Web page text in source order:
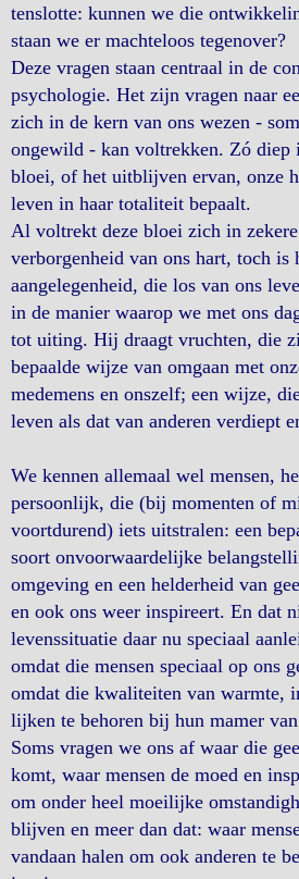
tenslotte: kunnen we die
staan we er machteloos tegenover?
Deze vragen staan centraal in de
psychologie. Het zijn vragen naar
zich in de kern van ons wezen -
ongewild - kan voltrekken. Zó diep
bloei, of het uitblijven ervan, onze
leven in haar totaliteit bepaalt.
Al voltrekt deze bloei zich in
verborgenheid van ons hart, toch is
aangelegenheid, die los van ons
in de manier waarop we met ons
tot uiting. Hij draagt vruchten, die
bepaalde wijze van omgaan met
medemens en onszelf; een wijze,
leven als dat van anderen verdiept
We kennen allemaal wel mensen,
persoonlijk, die (bij momenten of
voortdurend) iets uitstralen: een
soort onvoorwaardelijke
omgeving en een helderheid van
en ook ons weer inspireert. En dat
levenssituatie daar nu speciaal
omdat die mensen speciaal op ons
omdat die kwaliteiten van warmte,
lijken te behoren bij hun mamer
Soms vragen we ons af waar die
komt, waar mensen de moed en
om onder heel moeilijke
blijven en meer dan dat: waar
vandaan halen om ook anderen te